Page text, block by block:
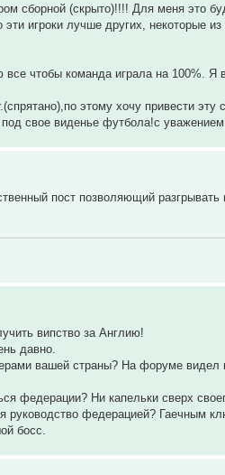
сборной (скрыто)!!!! Для меня это
эти игроки лучше других, некоторые
чтобы команда играла на 100%.
этому хочу привести
под свое виденье футбола!с
пост позволяющий разгрывать
випство за Англию!
давно.
вашей страны? На форуме
федерации? Ни капельки сверх
руководство федерацией? Гаечным
босс.